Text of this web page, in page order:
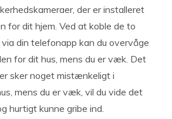
der er installeret
for dit hjem. Ved at koble de to
din telefonapp kan du overvåge
for dit hus, mens du er væk. Det
sker noget mistænkeligt i
mens du er væk, vil du vide det
hurtigt kunne gribe ind.